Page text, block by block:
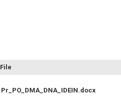
File
Pr_PO_DMA_DNA_IDEIN.docx